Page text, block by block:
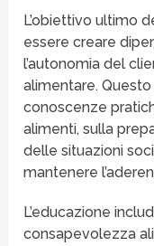
L’obiettivo ultimo
essere creare
l’autonomia del
alimentare.
conoscenze
alimenti, sulla
delle situazioni
mantenere
L’educazione
consapevolezza